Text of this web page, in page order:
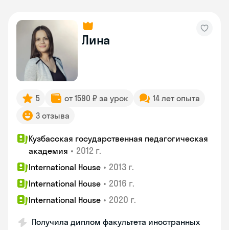
Лина
5 от 1590 ₽ за урок
14 лет опыта
3 отзыва
Кузбасская государственная педагогическая
академия • 2012 г.
International House • 2013 г.
International House • 2016 г.
International House • 2020 г.
Получила диплом факультета иностранных